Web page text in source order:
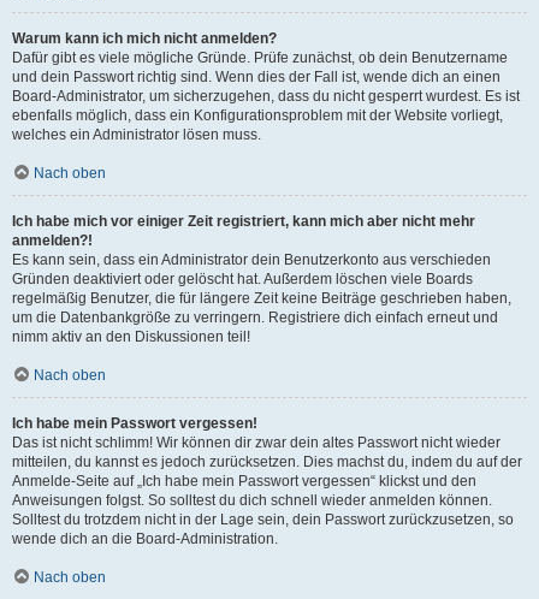
Warum kann ich mich nicht anmelden?
Dafür gibt es viele mögliche Gründe. Prüfe zunächst, ob dein Benutzername
und dein Passwort richtig sind. Wenn dies der Fall ist, wende dich an einen
Board-Administrator, um sicherzugehen, dass du nicht gesperrt wurdest. Es ist
ebenfalls möglich, dass ein Konfigurationsproblem mit der Website vorliegt,
welches ein Administrator lösen muss.
Nach oben
Ich habe mich vor einiger Zeit registriert, kann mich aber nicht mehr
anmelden?!
Es kann sein, dass ein Administrator dein Benutzerkonto aus verschieden
Gründen deaktiviert oder gelöscht hat. Außerdem löschen viele Boards
regelmäßig Benutzer, die für längere Zeit keine Beiträge geschrieben haben,
um die Datenbankgröße zu verringern. Registriere dich einfach erneut und
nimm aktiv an den Diskussionen teil!
Nach oben
Ich habe mein Passwort vergessen!
Das ist nicht schlimm! Wir können dir zwar dein altes Passwort nicht wieder
mitteilen, du kannst es jedoch zurücksetzen. Dies machst du, indem du auf der
Anmelde-Seite auf „Ich habe mein Passwort vergessen“ klickst und den
Anweisungen folgst. So solltest du dich schnell wieder anmelden können.
Solltest du trotzdem nicht in der Lage sein, dein Passwort zurückzusetzen, so
wende dich an die Board-Administration.
Nach oben